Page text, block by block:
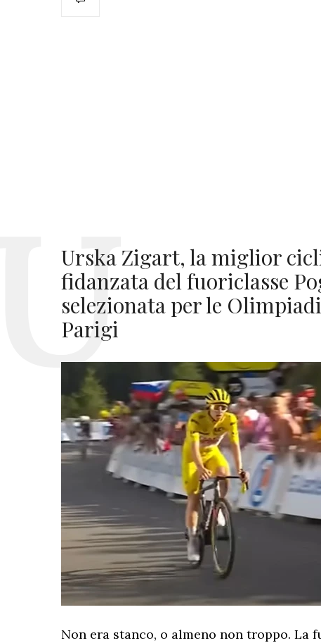
Urska Zigart, la miglior
fidanzata del fuoriclasse
selezionata per le
Parigi
Non era stanco, o almeno non troppo. La